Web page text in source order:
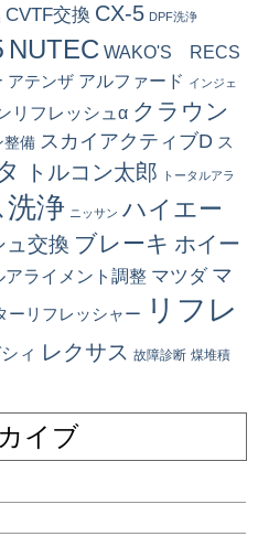
CVTF交換 CX-5 DPF洗浄
NUTEC WAKO'S RECS
アテンザ アルファード インジェ
リフレッシュα クラウン
整備 スカイアクティブD ス
トルコン太郎 トータルアラ
洗浄 ニッサン ハイエー
ュ交換 ブレーキ ホイー
アライメント調整 マツダ マ
ーリフレッシャー
リフレ
ィ レクサス 故障診断 煤堆積
イブ